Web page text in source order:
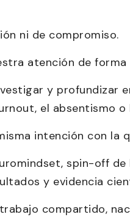
ni de compromiso.
atención de
y
el absentismo
intención con la
spin-off
y evidencia
compartido,